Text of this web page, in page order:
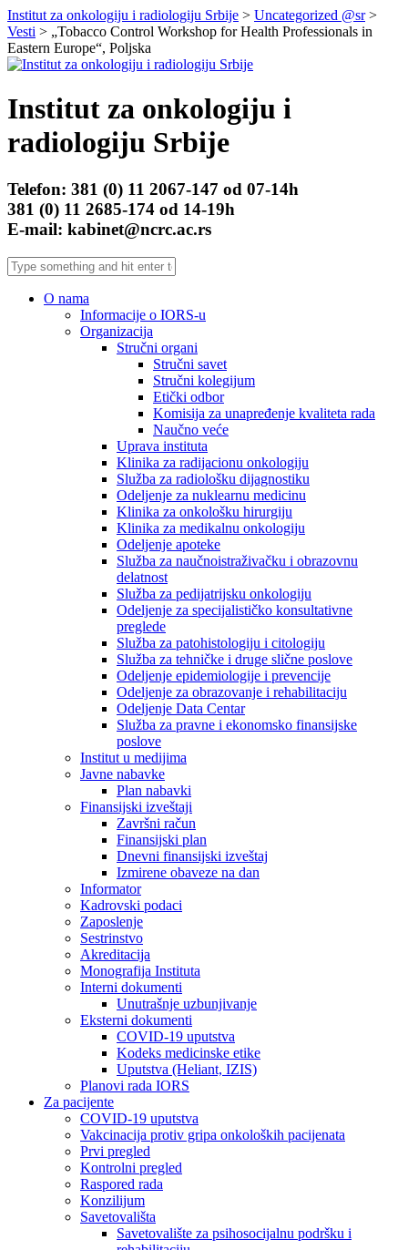
Institut za onkologiju i radiologiju Srbije > Uncategorized @sr>
Vesti > „Tobacco Control Workshop for Health Professionals in
Eastern Europe“, Poljska
Institut za onkologiju i
radiologiju Srbije
Telefon: 381 (0) 11 2067-147 od 07-14h
381 (0) 11 2685-174 od 14-19h
E-mail: kabinet@ncrc.ac.rs
O nama
Informacije o IORS-u
Organizacija
Stručni organi
Stručni savet
Stručni kolegijum
Etički odbor
Komisija za unapređenje kvaliteta rada
Naučno veće
Uprava instituta
Klinika za radijacionu onkologiju
Služba za radiološku dijagnostiku
Odeljenje za nuklearnu medicinu
Klinika za onkološku hirurgiju
Klinika za medikalnu onkologiju
Odeljenje apoteke
Služba za naučnoistraživačku i obrazovnu
delatnost
Služba za pedijatrijsku onkologiju
Odeljenje za specijalističko konsultativne
preglede
Služba za patohistologiju i citologiju
Služba za tehničke i druge slične poslove
Odeljenje epidemiologije i prevencije
Odeljenje za obrazovanje i rehabilitaciju
Odeljenje Data Centar
Služba za pravne i ekonomsko finansijske
poslove
Institut u medijima
Javne nabavke
Plan nabavki
Finansijski izveštaji
Završni račun
Finansijski plan
Dnevni finansijski izveštaj
Izmirene obaveze na dan
Informator
Kadrovski podaci
Zaposlenje
Sestrinstvo
Akreditacija
Monografija Instituta
Interni dokumenti
Unutrašnje uzbunjivanje
Eksterni dokumenti
COVID-19 uputstva
Kodeks medicinske etike
Uputstva (Heliant, IZIS)
Planovi rada IORS
Za pacijente
COVID-19 uputstva
Vakcinacija protiv gripa onkoloških pacijenata
Prvi pregled
Kontrolni pregled
Raspored rada
Konzilijum
Savetovališta
Savetovalište za psihosocijalnu podršku i